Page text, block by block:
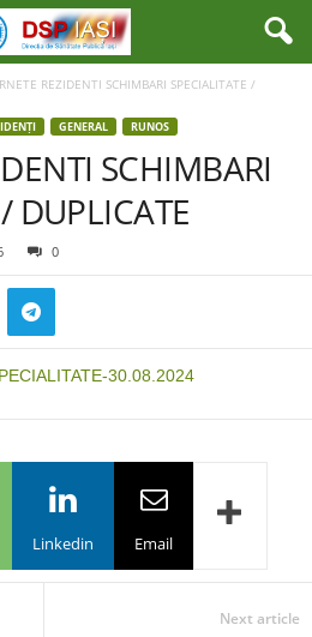
REZIDENTI SCHIMBARI SPECIALITATE /
GENERAL RUNOS
SCHIMBARI
DUPLICATE
0
30.08.2024
Linkedin Email
Next article